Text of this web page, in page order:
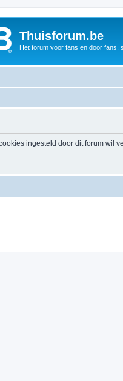
Thuisforum.be
Het forum voor fans en door fans,
ingesteld door dit forum wil